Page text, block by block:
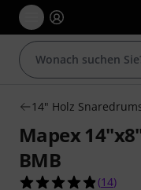
14" Holz
Mapex
BMB
4.9 von
(14)